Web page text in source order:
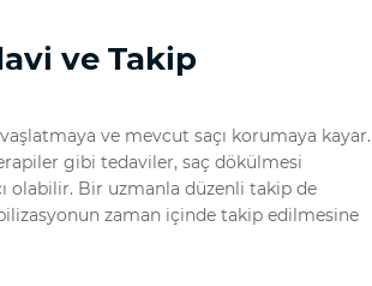
ve Takip
ve mevcut saçı korumaya kayar.
gibi tedaviler, saç dökülmesi
olabilir. Bir uzmanla düzenli takip de
zaman içinde takip edilmesine